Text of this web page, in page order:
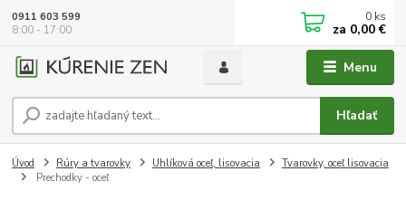
Menu
Hľadať
0911 603 599
8:00 - 17:00
0 ks
za 0,00 €
Úvod Rúry a tvarovky Uhlíková oceľ, lisovacia
Tvarovky, oceľ lisovacia
Prechodky - oceľ